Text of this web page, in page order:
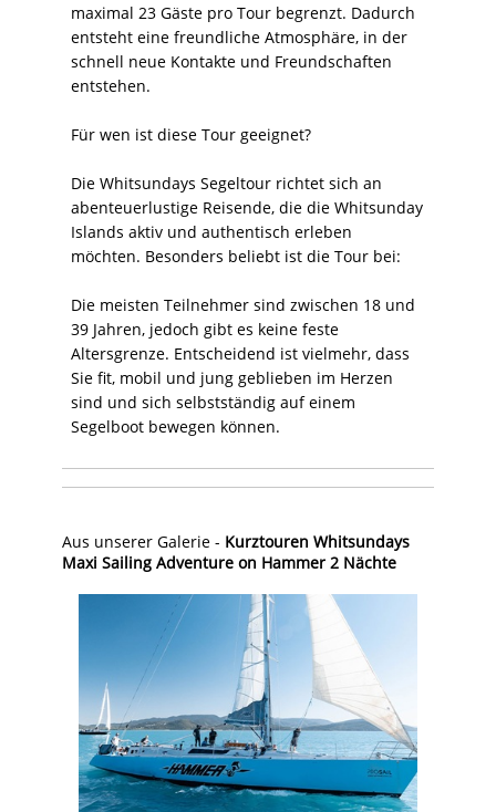
maximal 23 Gäste pro Tour begrenzt. Dadurch
entsteht eine freundliche Atmosphäre, in der
schnell neue Kontakte und Freundschaften
entstehen.
Für wen ist diese Tour geeignet?
Die Whitsundays Segeltour richtet sich an
abenteuerlustige Reisende, die die Whitsunday
Islands aktiv und authentisch erleben
möchten. Besonders beliebt ist die Tour bei:
Die meisten Teilnehmer sind zwischen 18 und
39 Jahren, jedoch gibt es keine feste
Altersgrenze. Entscheidend ist vielmehr, dass
Sie fit, mobil und jung geblieben im Herzen
sind und sich selbstständig auf einem
Segelboot bewegen können.
Aus unserer Galerie - Kurztouren Whitsundays
Maxi Sailing Adventure on Hammer 2 Nächte